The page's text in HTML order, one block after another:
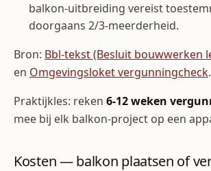
balkon-uitbreiding vereist
doorgaans 2/3-meerderheid.
Bron: Bbl-tekst (Besluit bouwwerken
en Omgevingsloket vergunningcheck.
Praktijkles: reken 6-12 weken
mee bij elk balkon-project op een
Kosten — balkon plaatsen of